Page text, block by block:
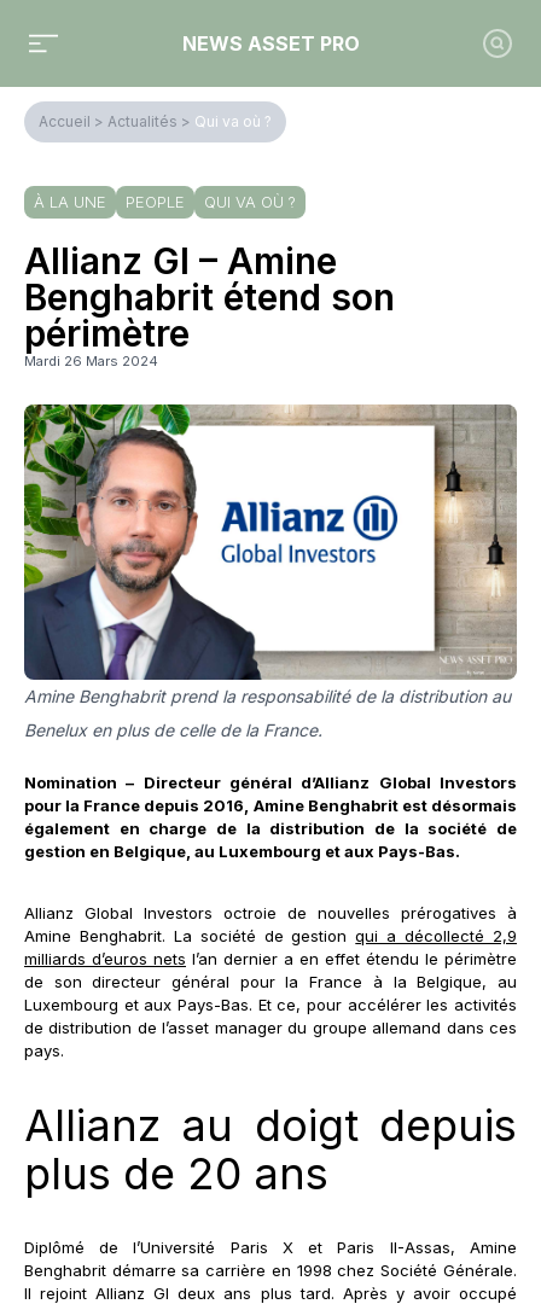
NEWS ASSET PRO
Accueil > Actualités > Qui va où ?
À LA UNE PEOPLE QUI VA OÙ ?
Allianz GI – Amine
Benghabrit étend son
périmètre
Mardi 26 Mars 2024
Amine Benghabrit prend la responsabilité de la distribution au
Benelux en plus de celle de la France.
Nomination – Directeur général d’Allianz Global Investors
pour la France depuis 2016, Amine Benghabrit est désormais
également en charge de la distribution de la société de
gestion en Belgique, au Luxembourg et aux Pays-Bas.
Allianz Global Investors octroie de nouvelles prérogatives à
Amine Benghabrit. La société de gestionqui a décollecté 2,9
milliards d’euros nets l’an dernier a en effet étendu le périmètre
de son directeur général pour la France à la Belgique, au
Luxembourg et aux Pays-Bas. Et ce, pour accélérer les activités
de distribution de l’asset manager du groupe allemand dans ces
pays.
Allianz au doigt depuis
plus de 20 ans
Diplômé de l’Université Paris X et Paris II-Assas, Amine
Benghabrit démarre sa carrière en 1998 chez Société Générale.
Il rejoint Allianz GI deux ans plus tard. Après y avoir occupé